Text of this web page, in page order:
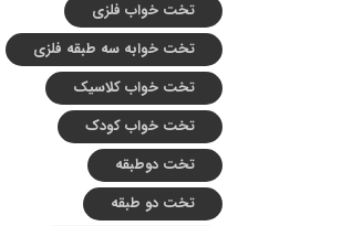
تخت خواب فلزی
تخت خوابه سه طبقه فلزی
تخت خواب کلاسیک
تخت خواب کودک
تخت دوطبقه
تخت دو طبقه